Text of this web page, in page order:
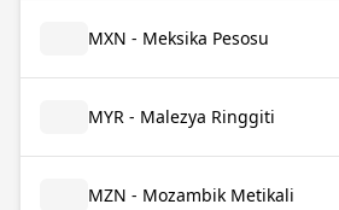
MXN - Meksika Pesosu
MYR - Malezya Ringgiti
MZN - Mozambik Metikali